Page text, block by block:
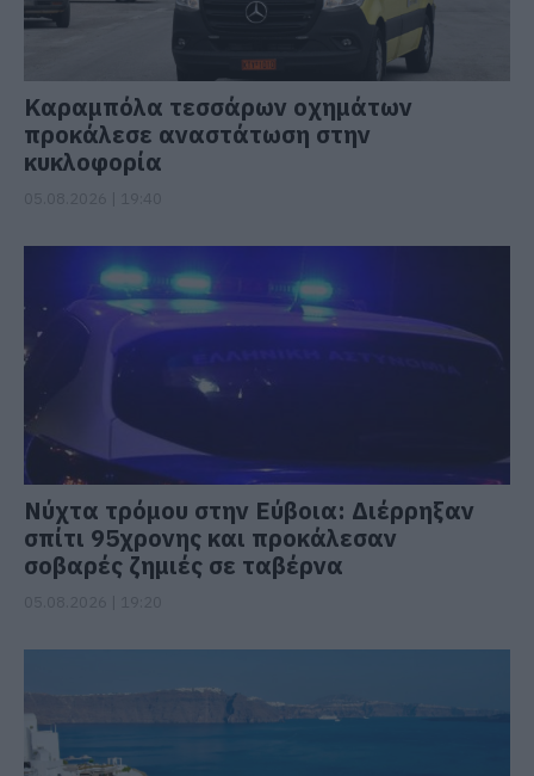
Καραμπόλα τεσσάρων οχημάτων
προκάλεσε αναστάτωση στην
κυκλοφορία
Νύχτα τρόμου στην Εύβοια: Διέρρηξαν
σπίτι 95χρονης και προκάλεσαν
σοβαρές ζημιές σε ταβέρνα